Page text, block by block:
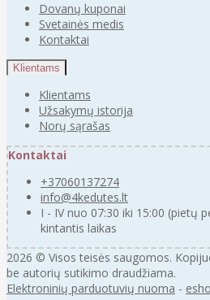
Dovanų kuponai
Svetainės medis
Kontaktai
Klientams
Klientams
Užsakymų istorija
Norų sąrašas
Kontaktai
+37060137274
info@4kedutes.lt
I - IV nuo 07:30 iki 15:00 (pietų
kintantis laikas
2026 © Visos teisės saugomos.
be autorių sutikimo draudžiama.
Elektroninių parduotuvių nuoma -